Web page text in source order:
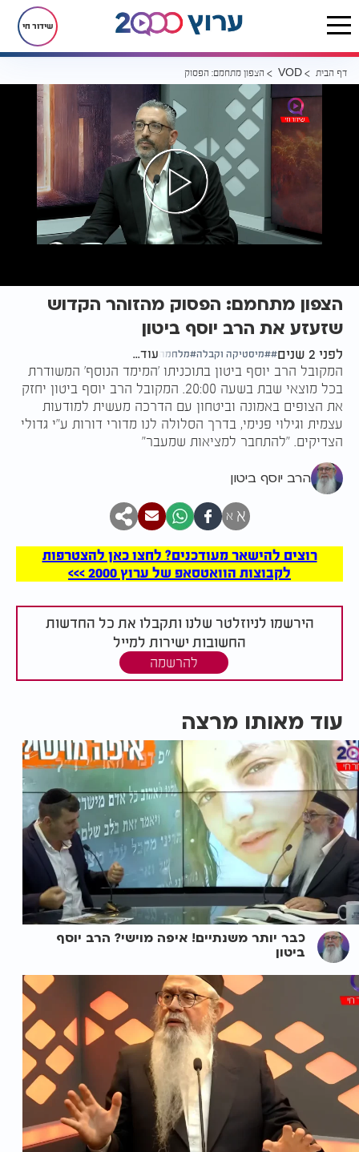
שידור חי
דף הבית VOD הצפון מתחמם: הפסוק מהזוהר הקדוש שזעזע את הרב יוסף ביטון
הצפון מתחמם: הפסוק מהזוהר הקדוש
שזעזע את הרב יוסף ביטון
לפני 2 שנים מיסטיקה וקבלה מלחמה עוד...
המקובל הרב יוסף ביטון בתוכניתו 'המימד הנוסף' המשודרת
בכל מוצאי שבת בשעה 20:00. המקובל הרב יוסף ביטון יחזק
את הצופים באמונה וביטחון עם הדרכה מעשית למודעות
עצמית וגילוי פנימי, בדרך הסלולה לנו מדורי דורות ע"י גדולי
הצדיקים. "להתחבר למציאות שמעבר"
הרב יוסף ביטון
א א
רוצים להישאר מעודכנים? לחצו כאן להצטרפות
לקבוצות הוואטסאפ של ערוץ 2000 >>>
הירשמו לניוזלטר שלנו ותקבלו את כל החדשות
החשובות ישירות למייל
להרשמה
עוד מאותו מרצה
כבר יותר משנתיים! איפה מוישי? הרב יוסף
ביטון